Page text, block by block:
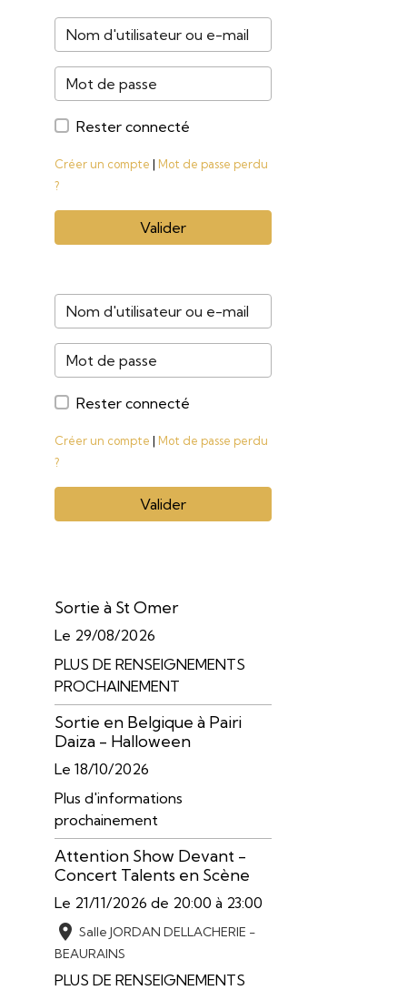
Rester connecté
Créer un compte | Mot de passe perdu
?
Valider
Rester connecté
Créer un compte | Mot de passe perdu
?
Valider
Sortie à St Omer
Le 29/08/2026
PLUS DE RENSEIGNEMENTS
PROCHAINEMENT
Sortie en Belgique à Pairi
Daiza - Halloween
Le 18/10/2026
Plus d'informations
prochainement
Attention Show Devant -
Concert Talents en Scène
Le 21/11/2026 de 20:00 à 23:00
Salle JORDAN DELLACHERIE -
BEAURAINS
PLUS DE RENSEIGNEMENTS